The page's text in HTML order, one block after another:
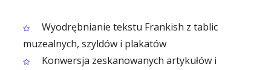
Wyodrębnianie tekstu Frankish z tablic
muzealnych, szyldów i plakatów
Konwersja zeskanowanych artykułów i